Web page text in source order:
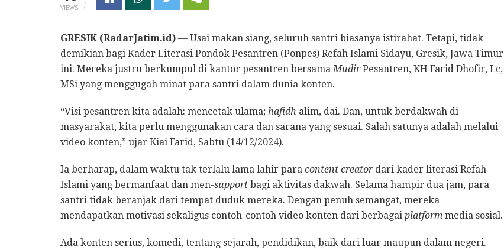
VIEWS
GRESIK (RadarJatim.id) — Usai makan siang, seluruh santri biasanya istirahat. Tetapi, tidak
demikian bagi Kader Literasi Pondok Pesantren (Ponpes) Refah Islami Sidayu, Gresik, Jawa Timur
ini. Mereka justru berkumpul di kantor pesantren bersama MudirPesantren, KH Farid Dhofir, Lc,
MSi yang menggugah minat para santri dalam dunia konten.
“Visi pesantren kita adalah: mencetak ulama; hafidh alim, dai. Dan, untuk berdakwah di
masyarakat, kita perlu menggunakan cara dan sarana yang sesuai. Salah satunya adalah melalui
video konten,” ujar Kiai Farid, Sabtu (14/12/2024).
Ia berharap, dalam waktu tak terlalu lama lahir para content creatordari kader literasi Refah
Islami yang bermanfaat dan men-support bagi aktivitas dakwah. Selama hampir dua jam, para
santri tidak beranjak dari tempat duduk mereka. Dengan penuh semangat, mereka
mendapatkan motivasi sekaligus contoh-contoh video konten dari berbagai platform media sosial.
Ada konten serius, komedi, tentang sejarah, pendidikan, baik dari luar maupun dalam negeri.